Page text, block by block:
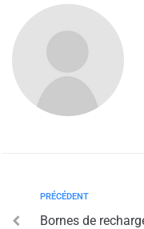
PRÉCÉDENT
Bornes de